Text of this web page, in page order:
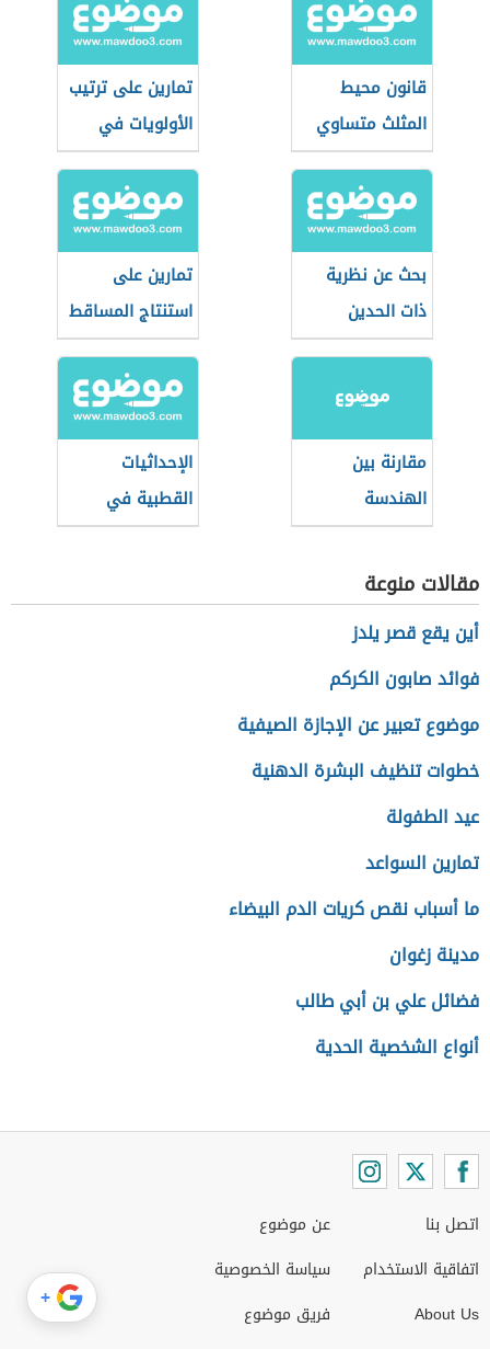
قانون محيط
المثلث متساوي
الساقين
تمارين على ترتيب
الأولويات في
المعادلات
الحسابية
بحث عن نظرية
ذات الحدين
تمارين على
استنتاج المساقط
في الرسم
الهندسي
مقارنة بين
الهندسة
الإقليدية
واللاإقليدية
الإحداثيات
القطبية في
الرياضيات
مقالات منوعة
أين يقع قصر يلدز
فوائد صابون الكركم
موضوع تعبير عن الإجازة الصيفية
خطوات تنظيف البشرة الدهنية
عيد الطفولة
تمارين السواعد
ما أسباب نقص كريات الدم البيضاء
مدينة زغوان
فضائل علي بن أبي طالب
أنواع الشخصية الحدية
اتصل بنا
اتفاقية الاستخدام
About Us
عن موضوع
سياسة الخصوصية
فريق موضوع
+